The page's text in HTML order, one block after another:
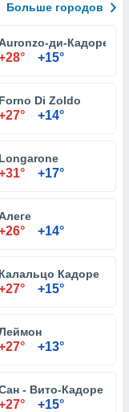
Больше городов
ди-Кадоре
+15°
Forno Di Zoldo
+14°
Longarone
+17°
+14°
Калальцо Кадоре
+15°
+13°
- Вито-Кадоре
+15°